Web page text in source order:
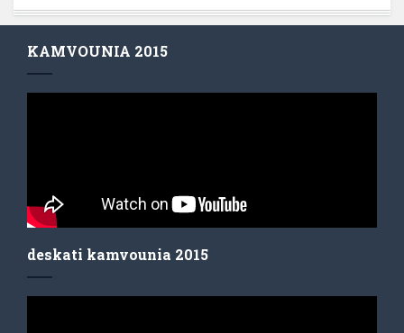
KAMVOUNIA 2015
deskati kamvounia 2015